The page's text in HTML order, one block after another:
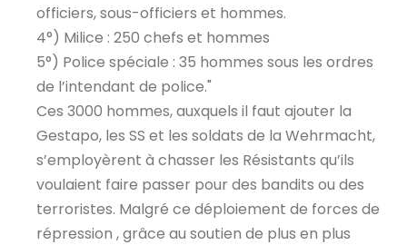
officiers, sous-officiers et hommes.
4°) Milice : 250 chefs et hommes
5°) Police spéciale : 35 hommes sous les ordres
de l’intendant de police."
Ces 3000 hommes, auxquels il faut ajouter la
Gestapo, les SS et les soldats de la Wehrmacht,
s’employèrent à chasser les Résistants qu’ils
voulaient faire passer pour des bandits ou des
terroristes. Malgré ce déploiement de forces de
répression , grâce au soutien de plus en plus